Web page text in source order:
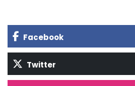
Facebook
Twitter